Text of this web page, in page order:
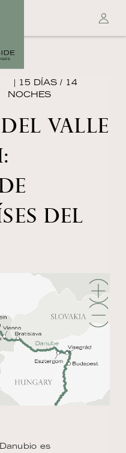
| 15 DÍAS / 14
NOCHES
VALLE
DEL
es